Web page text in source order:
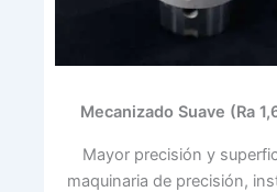
Mecanizado Suave (Ra
Mayor precisión y
maquinaria de precisión,